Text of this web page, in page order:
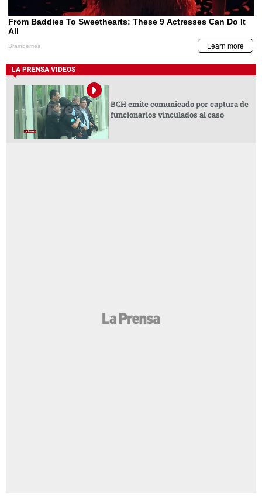
LA PRENSA VIDEOS
BCH emite comunicado por captura de
funcionarios vinculados al caso